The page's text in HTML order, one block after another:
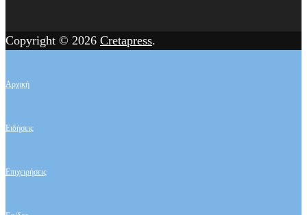
Copyright © 2026 Cretapress.
Αρχική
Ειδήσεις
Επιχειρήσεις